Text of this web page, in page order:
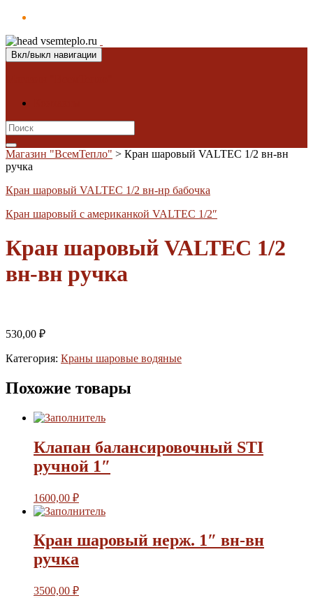
Вкл/выкл навигации
Search
for:
Магазин "ВсемТепло" > Кран шаровый VALTEC 1/2 вн-вн
ручка
Кран шаровый VALTEC 1/2 вн-нр бабочка
Кран шаровый с американкой VALTEC 1/2″
Кран шаровый VALTEC 1/2
вн-вн ручка
530,00 ₽
Категория: Краны шаровые водяные
Похожие товары
Клапан балансировочный STI
ручной 1″
1600,00 ₽
Кран шаровый нерж. 1″ вн-вн
ручка
3500,00 ₽